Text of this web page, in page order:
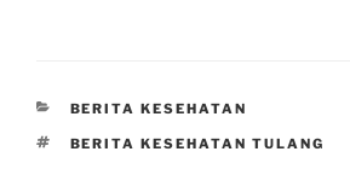
CATEGORIES
BERITA KESEHATAN
TAGS
BERITA KESEHATAN TULANG